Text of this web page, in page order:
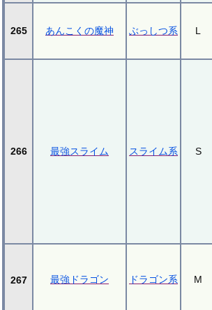
265 あんこくの魔神 ぶっしつ系 L
266 最強スライム スライム系 S
267 最強ドラゴン ドラゴン系 M